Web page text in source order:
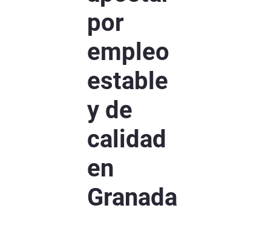
por
empleo
estable
y de
calidad
en
Granada